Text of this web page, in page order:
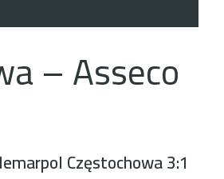
– Asseco
Częstochowa 3:1